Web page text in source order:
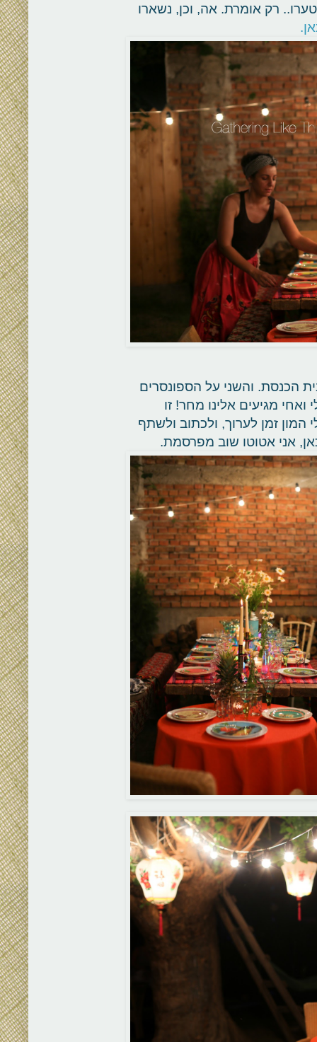
רק אומרת. אה, וכן, נשארו
הכנסת. והשני על הספונסרים
מגיעים אלינו מחר! זו
זמן לערוך, ולכתוב ולשתף
אני אטוטו שוב מפרסמת.